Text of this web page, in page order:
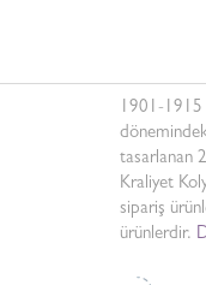
1901-1915
tasarlanan
Kraliyet
sipariş
ürünlerdir.